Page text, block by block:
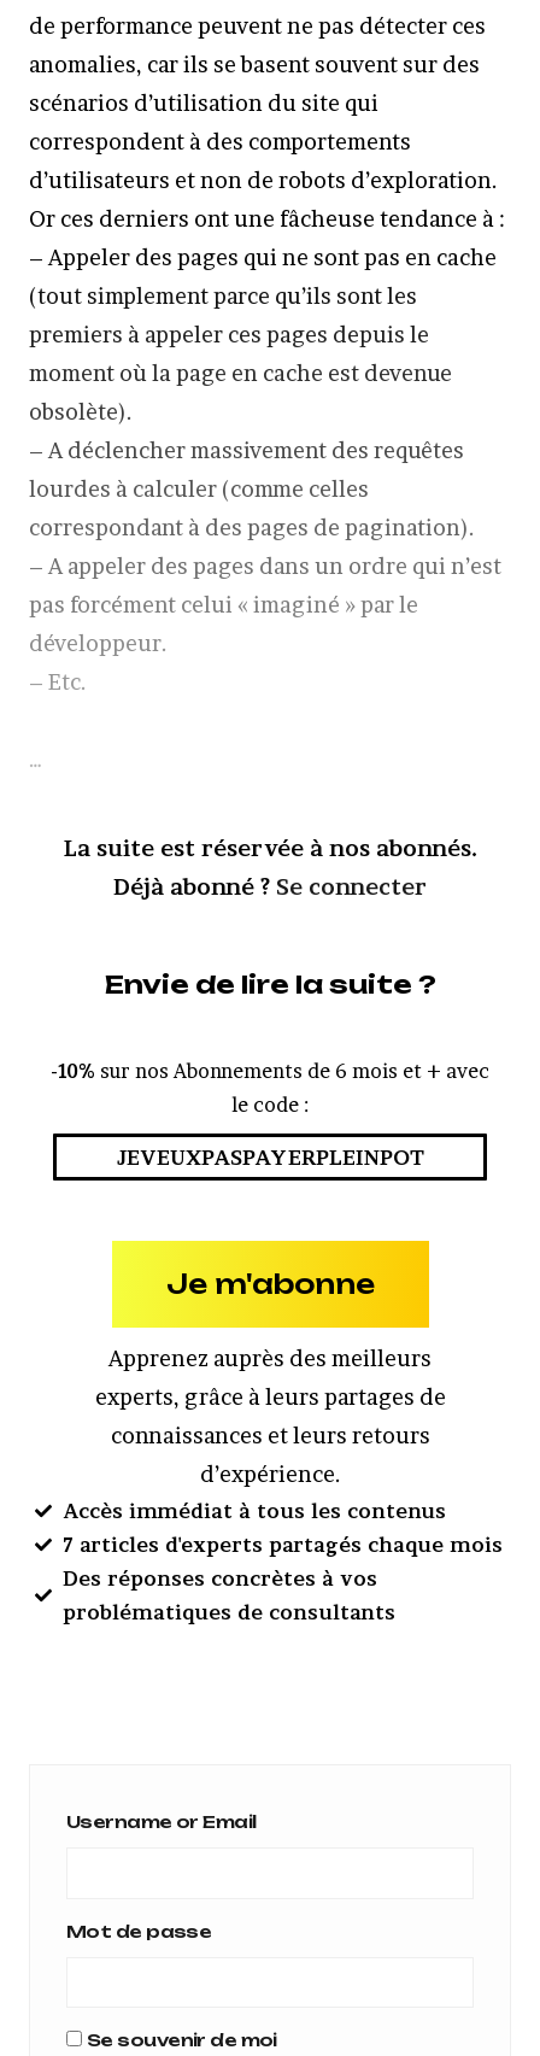
de performance peuvent ne pas détecter ces
anomalies, car ils se basent souvent sur des
scénarios d’utilisation du site qui
correspondent à des comportements
d’utilisateurs et non de robots d’exploration.
Or ces derniers ont une fâcheuse tendance à :
– Appeler des pages qui ne sont pas en cache
(tout simplement parce qu’ils sont les
premiers à appeler ces pages depuis le
moment où la page en cache est devenue
obsolète).
– A déclencher massivement des requêtes
lourdes à calculer (comme celles
correspondant à des pages de pagination).
– A appeler des pages dans un ordre qui n’est
pas forcément celui « imaginé » par le
développeur.
– Etc.
…
La suite est réservée à nos abonnés.
Déjà abonné ? Se connecter
Envie de lire la suite ?
-10% sur nos Abonnements de 6 mois et + avec
le code :
JEVEUXPASPAYERPLEINPOT
Je m'abonne
Apprenez auprès des meilleurs
experts, grâce à leurs partages de
connaissances et leurs retours
d’expérience.
Accès immédiat à tous les contenus
7 articles d'experts partagés chaque mois
Des réponses concrètes à vos
problématiques de consultants
Username or Email
Mot de passe
Se souvenir de moi